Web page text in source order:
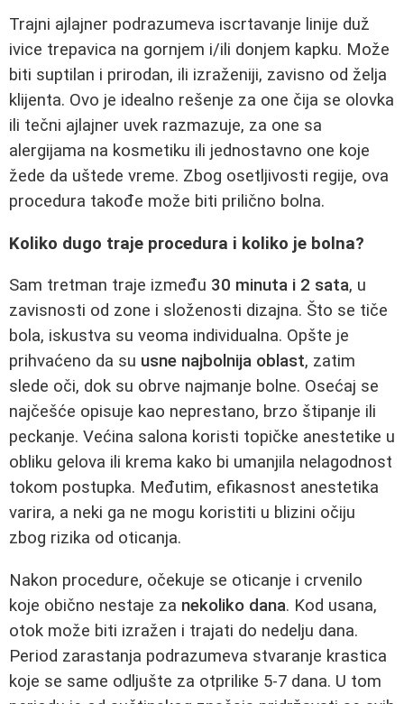
Trajni ajlajner podrazumeva iscrtavanje linije duž
ivice trepavica na gornjem i/ili donjem kapku. Može
biti suptilan i prirodan, ili izraženiji, zavisno od želja
klijenta. Ovo je idealno rešenje za one čija se olovka
ili tečni ajlajner uvek razmazuje, za one sa
alergijama na kosmetiku ili jednostavno one koje
žede da uštede vreme. Zbog osetljivosti regije, ova
procedura takođe može biti prilično bolna.
Koliko dugo traje procedura i koliko je bolna?
Sam tretman traje između 30 minuta i 2 sata, u
zavisnosti od zone i složenosti dizajna. Što se tiče
bola, iskustva su veoma individualna. Opšte je
prihvaćeno da su usne najbolnija oblast, zatim
slede oči, dok su obrve najmanje bolne. Osećaj se
najčešće opisuje kao neprestano, brzo štipanje ili
peckanje. Većina salona koristi topičke anestetike u
obliku gelova ili krema kako bi umanjila nelagodnost
tokom postupka. Međutim, efikasnost anestetika
varira, a neki ga ne mogu koristiti u blizini očiju
zbog rizika od oticanja.
Nakon procedure, očekuje se oticanje i crvenilo
koje obično nestaje za nekoliko dana. Kod usana,
otok može biti izražen i trajati do nedelju dana.
Period zarastanja podrazumeva stvaranje krastica
koje se same odljušte za otprilike 5-7 dana. U tom